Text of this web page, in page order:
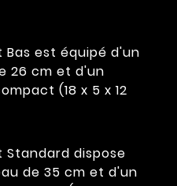
Bas est équipé d'un
26 cm et d'un
(18 x 5 x 12
Standard dispose
de 35 cm et d'un